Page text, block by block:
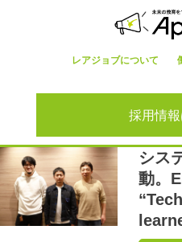
レアジョブについて
採用情
シス
動。